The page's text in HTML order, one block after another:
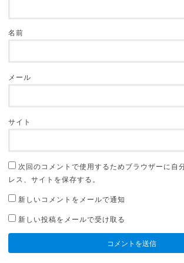
名前
メール
サイト
次回のコメントで使用するためブラウザーに自
レス、サイトを保存する。
新しいコメントをメールで通知
新しい投稿をメールで受け取る